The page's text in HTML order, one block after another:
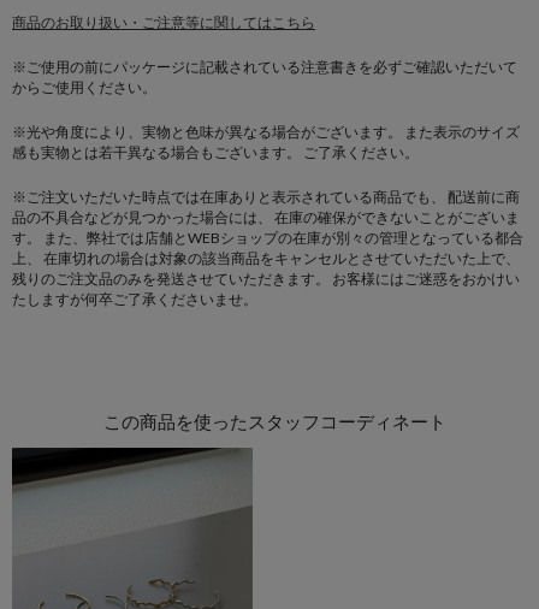
商品のお取り扱い・ご注意等に関してはこちら
※ご使用の前にパッケージに記載されている注意書きを必ずご確認いただいて
からご使用ください。
※光や角度により、実物と色味が異なる場合がございます。
また表示のサイズ
感も実物とは若干異なる場合もございます。 ご了承ください。
※ご注文いただいた時点では在庫ありと表示されている商品でも、
配送前に商
品の不具合などが見つかった場合には、
在庫の確保ができないことがございま
す。
また、弊社では店舗とWEBショップの在庫が別々の管理となっている都合
上、
在庫切れの場合は対象の該当商品をキャンセルとさせていただいた上で、
残りのご注文品のみを発送させていただきます。
お客様にはご迷惑をおかけい
たしますが何卒ご了承くださいませ。
この商品を使ったスタッフコーディネート